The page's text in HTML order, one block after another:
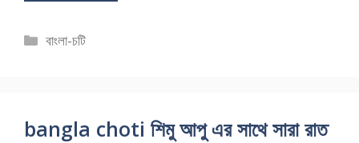
Categories
বাংলা-চটি
bangla choti শিমু আপু এর সাথে সারা রাত